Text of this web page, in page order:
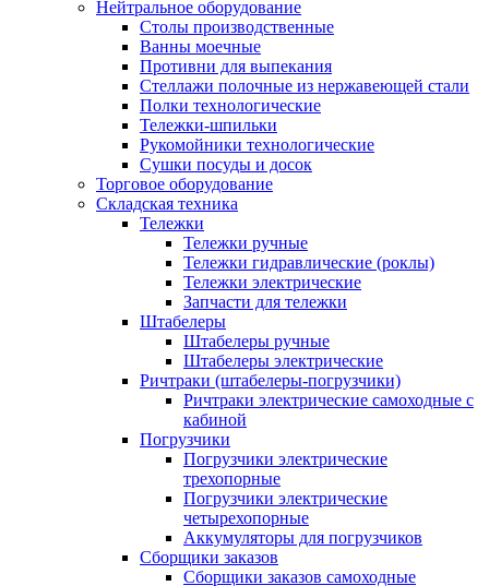
Нейтральное оборудование
Столы производственные
Ванны моечные
Противни для выпекания
Стеллажи полочные из нержавеющей стали
Полки технологические
Тележки-шпильки
Рукомойники технологические
Сушки посуды и досок
Торговое оборудование
Складская техника
Тележки
Тележки ручные
Тележки гидравлические (роклы)
Тележки электрические
Запчасти для тележки
Штабелеры
Штабелеры ручные
Штабелеры электрические
Ричтраки (штабелеры-погрузчики)
Ричтраки электрические самоходные с
кабиной
Погрузчики
Погрузчики электрические
трехопорные
Погрузчики электрические
четырехопорные
Аккумуляторы для погрузчиков
Сборщики заказов
Сборщики заказов самоходные